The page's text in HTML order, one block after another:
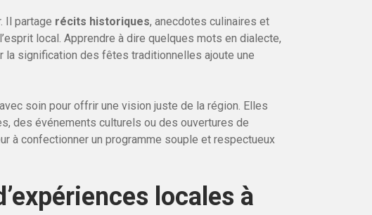
Il partage récits historiques, anecdotes culinaires et
local. Apprendre à dire quelques mots en dialecte,
la signification des fêtes traditionnelles ajoute une
soin pour offrir une vision juste de la région. Elles
des événements culturels ou des ouvertures de
à confectionner un programme souple et respectueux
locales à